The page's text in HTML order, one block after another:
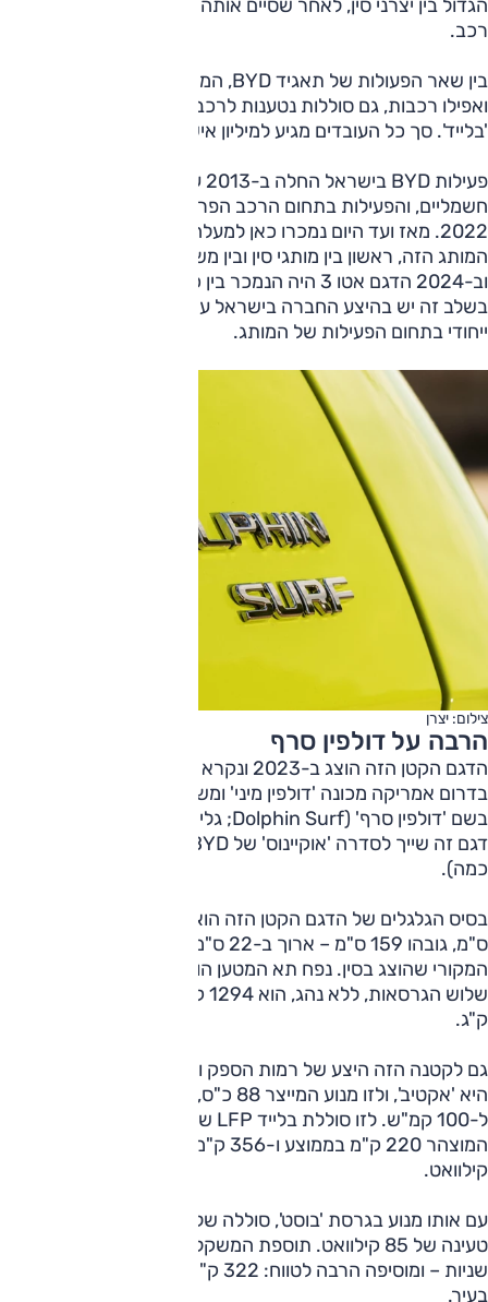
רכב.
בין שאר הפעולות של תאגיד BYD, המייצר רכיבים אלקטרוניים
ואפילו רכבות, גם סוללות נטענות לרכב, כולל הדגם המתקדם
'בלייד'. סך כל העובדים מגיע למיליון איש, וגם זה נתון ראוי לציון.
פעילות BYD בישראל החלה ב-2013 עם שיווק אוטובוסים
חשמליים, והפעילות בתחום הרכב הפרטי החלה בספטמבר
המותג הזה, ראשון בין מותגי סין ובין משווקי הרכב החשמלי
וב-2024 הדגם אטו 3 היה הנמכר בין כל הדגמים בישראל.
בשלב זה יש בהיצע החברה בישראל עשרה דגמים – וגם זה נתון
ייחודי בתחום הפעילות של המותג.
צילום: יצרן
הרבה על דולפין סרף
בדרום אמריקה מכונה 'דולפין מיני' ומשווק באירופה וגם בישראל
בשם 'דולפין סרף' (Dolphin Surf; גלישת הדולפין, דולפין גולש).
כמה).
ק"ג.
גם לקטנה הזה היצע של רמות הספק וסוללות. גרסת הכניסה
קילוואט.
בעיר.